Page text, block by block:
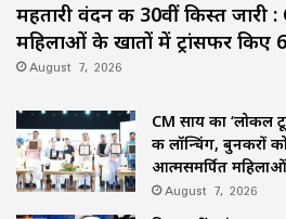
महतारी वंदन की 30वीं किस्त
महिलाओं के खातों में ट्रांसफर किए
August 7, 2026
CM साय का ‘लोकल
की लॉन्चिंग, बुनकरों
आत्मसमर्पित
August 7, 2026